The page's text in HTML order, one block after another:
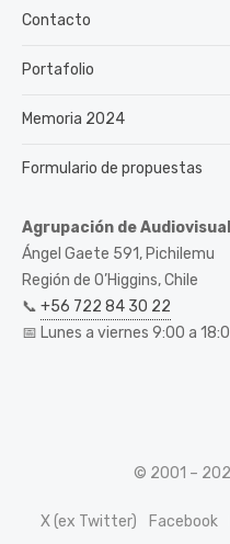
Contacto
Portafolio
Memoria 2024
Formulario de propuestas
Agrupación de
Ángel Gaete 591, Pichilemu
Región de O’Higgins, Chile
📞 +56 722 84 30 22
📅 Lunes a viernes 9:00 a
© 2001 –
X (ex Twitter) Facebook